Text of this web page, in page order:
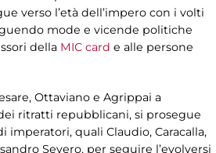
verso l’età dell’impero con i volti
mode e vicende politiche
della MIC card e alle persone
Ottaviano e Agrippai a
ritratti repubblicani, si prosegue
quali Claudio, Caracalla,
Severo, per seguire l’evolversi